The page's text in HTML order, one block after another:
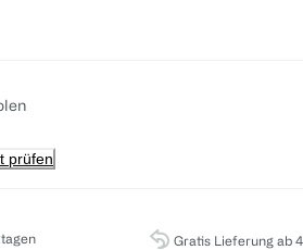
prüfen
Gratis Lieferung ab